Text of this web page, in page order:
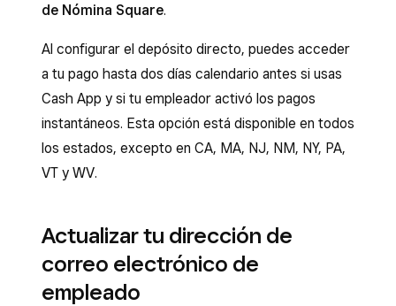
de Nómina Square.
Al configurar el depósito directo, puedes acceder
a tu pago hasta dos días calendario antes si usas
Cash App y si tu empleador activó los pagos
instantáneos. Esta opción está disponible en todos
los estados, excepto en CA, MA, NJ, NM, NY, PA,
VT y WV.
Actualizar tu dirección de
correo electrónico de
empleado